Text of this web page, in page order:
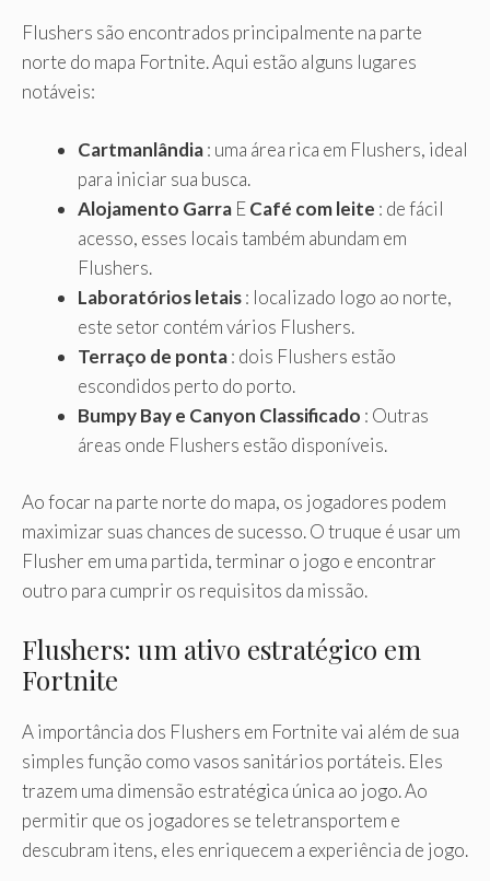
Flushers são encontrados principalmente na parte
norte do mapa Fortnite. Aqui estão alguns lugares
notáveis:
Cartmanlândia: uma área rica em Flushers, ideal
para iniciar sua busca.
Alojamento Garra ECafé com leite : de fácil
acesso, esses locais também abundam em
Flushers.
Laboratórios letais: localizado logo ao norte,
este setor contém vários Flushers.
Terraço de ponta: dois Flushers estão
escondidos perto do porto.
Bumpy Bay e Canyon Classificado : Outras
áreas onde Flushers estão disponíveis.
Ao focar na parte norte do mapa, os jogadores podem
maximizar suas chances de sucesso. O truque é usar um
Flusher em uma partida, terminar o jogo e encontrar
outro para cumprir os requisitos da missão.
Flushers: um ativo estratégico em
Fortnite
A importância dos Flushers em Fortnite vai além de sua
simples função como vasos sanitários portáteis. Eles
trazem uma dimensão estratégica única ao jogo. Ao
permitir que os jogadores se teletransportem e
descubram itens, eles enriquecem a experiência de jogo.